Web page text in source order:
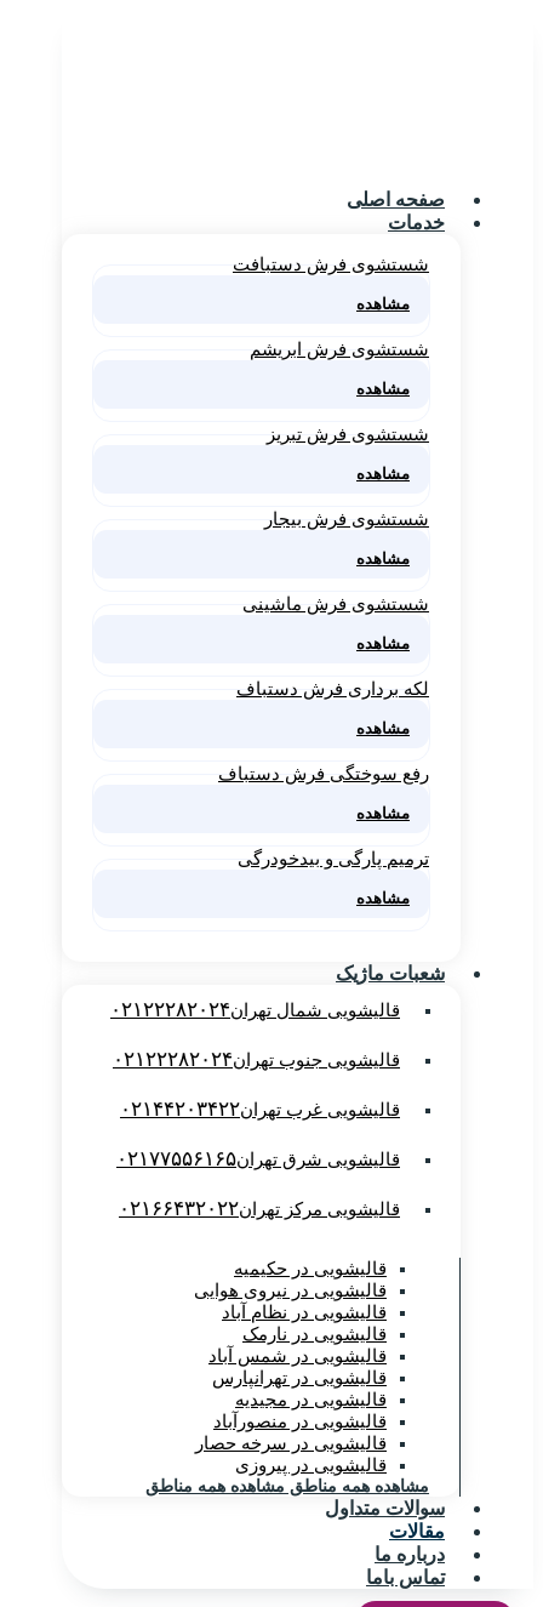
صفحه اصلی
خدمات
شستشوی فرش دستبافت
مشاهده
شستشوی فرش ابریشم
مشاهده
شستشوی فرش تبریز
مشاهده
شستشوی فرش بیجار
مشاهده
شستشوی فرش ماشینی
مشاهده
لکه برداری فرش دستباف
مشاهده
رفع سوختگی فرش دستباف
مشاهده
ترمیم پارگی و بیدخودرگی
مشاهده
شعبات ماژیک
قالیشویی شمال تهران۰۲۱۲۲۲۸۲۰۲۴
قالیشویی جنوب تهران۰۲۱۲۲۲۸۲۰۲۴
قالیشویی غرب تهران۰۲۱۴۴۲۰۳۴۲۲
قالیشویی شرق تهران۰۲۱۷۷۵۵۶۱۶۵
قالیشویی مرکز تهران۰۲۱۶۶۴۳۲۰۲۲
قالیشویی در حکیمیه
قالیشویی در نیروی هوایی
قالیشویی در نظام آباد
قالیشویی در نارمک
قالیشویی در شمس آباد
قالیشویی در تهرانپارس
قالیشویی در مجیدیه
قالیشویی در منصورآباد
قالیشویی در سرخه حصار
قالیشویی در پیروزی
مشاهده همه مناطق مشاهده همه مناطق
سوالات متداول
مقالات
درباره ما
تماس باما